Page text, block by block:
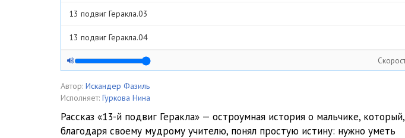
13 подвиг Геракла.03
13 подвиг Геракла.04
13 подвиг Геракла.05
Автор: Искандер Фазиль
Исполняет: Гуркова Нина
Рассказ «13-й подвиг Геракла» — остроумная история о мальчике, который,
благодаря своему мудрому учителю, понял простую истину: нужно уметь